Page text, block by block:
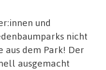
und
nicht
dem Park! Der
ausgemacht